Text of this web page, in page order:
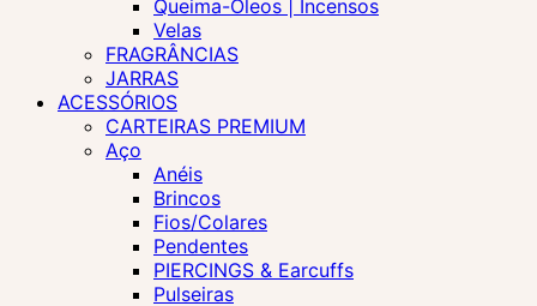
Queima-Óleos | Incensos
Velas
FRAGRÂNCIAS
JARRAS
ACESSÓRIOS
CARTEIRAS PREMIUM
Aço
Anéis
Brincos
Fios/Colares
Pendentes
PIERCINGS & Earcuffs
Pulseiras